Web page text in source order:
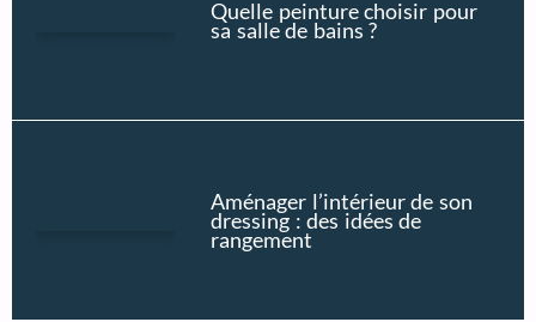
Quelle peinture choisir pour
sa salle de bains ?
Aménager l’intérieur de son
dressing : des idées de
rangement